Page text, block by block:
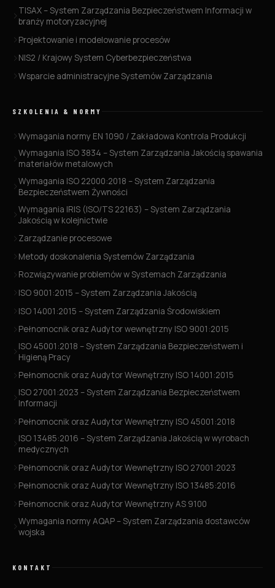
TISAX – System Zarządzania Bezpieczeństwem Informacji w
branży motoryzacyjnej
Projektowanie i modelowanie procesów
NIS2 / Krajowy System Cyberbezpieczeństwa
Wsparcie administracyjne Systemów Zarządzania
SZKOLENIA & NORMY
Wymagania normy EN 1090 / Zakładowa Kontrola Produkcji
Wymagania ISO 3834 – System Zarządzania Jakością spawania
materiałów metalowych
Wymagania ISO 22000:2018 – System Zarządzania
Bezpieczeństwem Żywności
Wymagania IRIS (ISO/TS 22163) – System Zarządzania
Jakością w kolejnictwie
Zarządzanie procesowe
Metody doskonalenia Systemów Zarządzania
Rozwiązywanie problemów w Systemach Zarządzania
ISO 9001:2015 – System Zarządzania Jakością
ISO 14001:2015 – System Zarządzania Środowiskiem
Pełnomocnik oraz Audytor wewnętrzny ISO 9001:2015
ISO 45001:2018 – System Zarządzania Bezpieczeństwem i
Higieną Pracy
Pełnomocnik oraz Audytor Wewnętrzny ISO 14001:2015
ISO 27001:2023 – System Zarządzania Bezpieczeństwem
Informacji
Pełnomocnik oraz Audytor Wewnętrzny ISO 45001:2018
ISO 13485:2016 – System Zarządzania Jakością w wyrobach
medycznych
Pełnomocnik oraz Audytor Wewnętrzny ISO 27001:2023
Pełnomocnik oraz Audytor Wewnętrzny ISO 13485:2016
Pełnomocnik oraz Audytor Wewnętrzny AS 9100
Wymagania normy AQAP – System Zarządzania dostawców
wojska
KONTAKT